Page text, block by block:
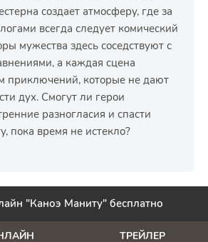
создает атмосферу, где за
всегда следует комический
мужества здесь соседствуют с
а каждая сцена
приключений, которые не дают
дух. Смогут ли герои
разногласия и спасти
пока время не истекло?
"Каноэ Маниту" бесплатно
ТРЕЙЛЕР